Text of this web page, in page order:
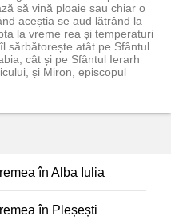
să vină ploaie sau chiar o
aceștia se aud lătrând la
la vreme rea și temperaturi
sărbătorește atât pe Sfântul
cât și pe Sfântul Ierarh
și Miron, episcopul
în Alba Iulia
în Pleșești